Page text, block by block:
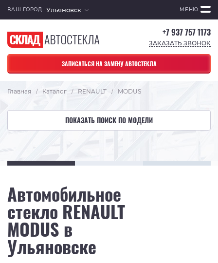
ВАШ ГОРОД: Ульяновск МЕНЮ
+7 937 757 1173
ЗАКАЗАТЬ ЗВОНОК
ЗАПИСАТЬСЯ НА ЗАМЕНУ АВТОСТЕКЛА
Главная / Каталог / RENAULT / MODUS
ПОКАЗАТЬ ПОИСК ПО МОДЕЛИ
Автомобильное
стекло RENAULT
MODUS в
Ульяновске